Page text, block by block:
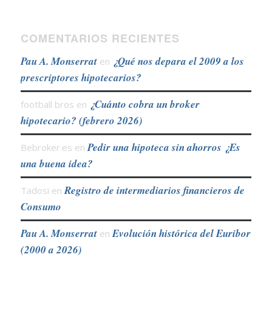
COMENTARIOS RECIENTES
Pau A. Monserraten ¿Qué nos depara el 2009 a los
prescriptores hipotecarios?
football bros en ¿Cuánto cobra un broker
hipotecario? (febrero 2026)
Bebroker.es enPedir una hipoteca sin ahorros ¿Es
una buena idea?
Tadosi enRegistro de intermediarios financieros de
Consumo
Pau A. MonserratenEvolución histórica del Euribor
(2000 a 2026)